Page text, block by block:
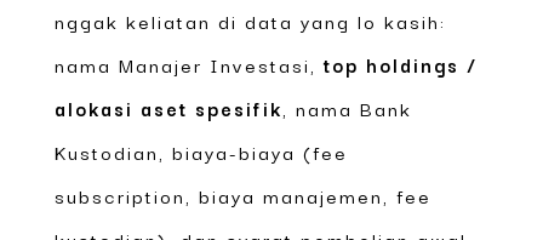
nggak keliatan di data yang lo kasih:
nama Manajer Investasi,top holdings /
alokasi aset spesifik , nama Bank
Kustodian, biaya-biaya (fee
subscription, biaya manajemen, fee